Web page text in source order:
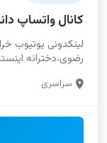
کانال واتساپ
لینکدونی یوتیوب
رضوی،دخترانه
سراسری